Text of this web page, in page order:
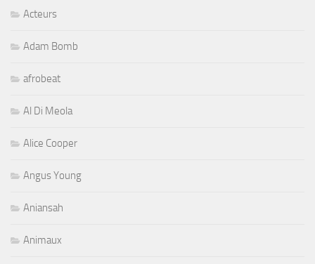
Acteurs
Adam Bomb
afrobeat
Al Di Meola
Alice Cooper
Angus Young
Aniansah
Animaux